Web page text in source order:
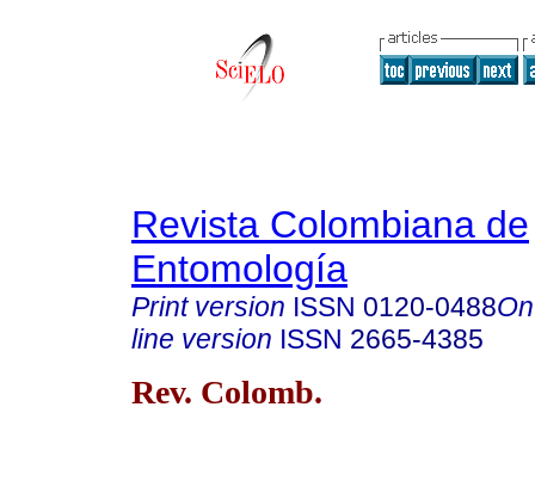
Revista Colombiana de
Entomología
Print version ISSN 0120-0488
line version ISSN 2665-4385
Rev. Colomb.